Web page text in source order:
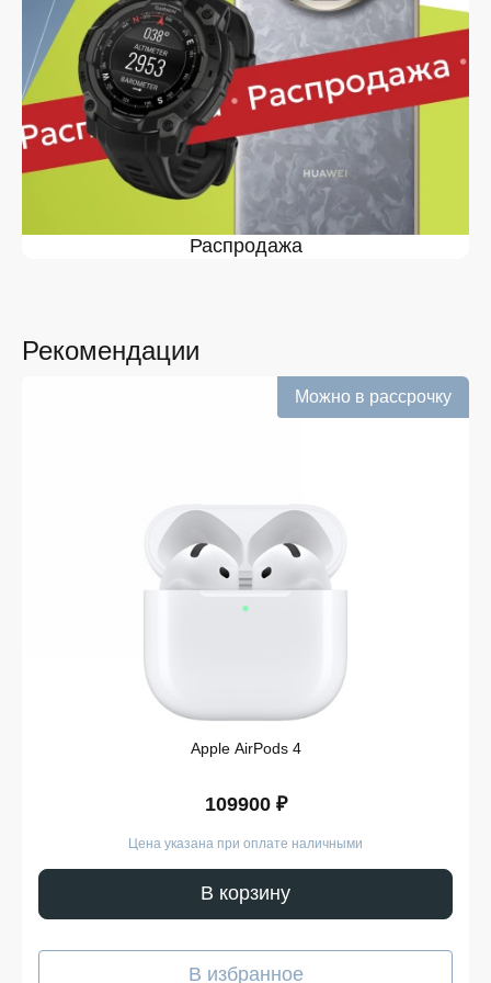
функциями, которые делают использование удобным
каждый день. При этом указанная на смарт часы
Самсунг цена формируется с учетом поколения
устройства, материалов корпуса и встроенных
возможностей.
Где купить часы Samsung Galaxy
Watch в Белгороде
При выборе места, где купить часы Samsung,
пользователи обращают внимание на ассортимент и
прозрачные условия. Онлайн-формат позволяет
информация о товаре — доступной заранее.
В интернет-магазине можно купить часы Самсунг с
учетом актуального наличия и описаний. Возможность
Samsung Watch купить онлайн особенно ценят те, кто
заказа, включая доставку по городу.
Смарт-часы Samsung Galaxy
Watch — выбор моделей
базовых задач до расширенного контроля активности.
Перед тем как купить часы Galaxy Watch, стоит
учитывать ключевые параметры линейки:
Различия по диагонали дисплея и формату
Наличие спортивных и повседневных режимов
Поддержку датчиков для отслеживания
состояния и активности.
Совместимость с современными смартфонами
Актуальные характеристики каждой модели в
Распродажа
Рекомендации
Можно в рассрочку
Apple AirPods 4
109900 ₽
Цена указана при оплате наличными
В корзину
В избранное